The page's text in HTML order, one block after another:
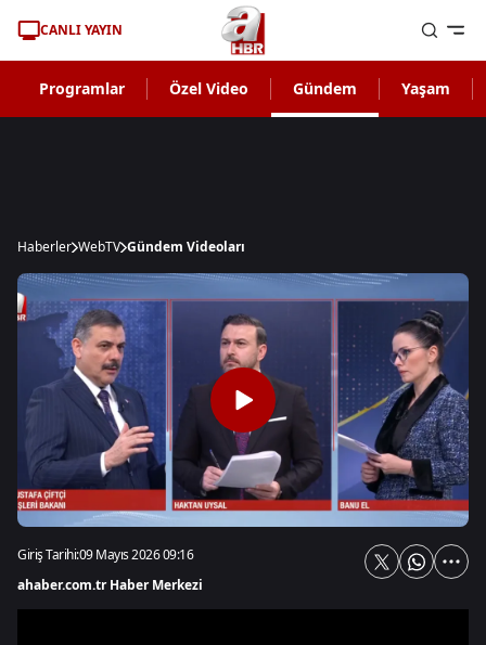
CANLI YAYIN
Programlar Özel Video Gündem Yaşam
Haberler WebTV Gündem Videoları
Giriş Tarihi:09 Mayıs 2026 09:16
ahaber.com.tr Haber Merkezi